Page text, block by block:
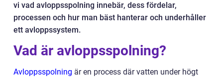
vi vad avloppsspolning innebär, dess fördelar,
processen och hur man bäst hanterar och underhåller
ett avloppssystem.
Vad är avloppsspolning?
Avloppsspolning är en process där vatten under högt